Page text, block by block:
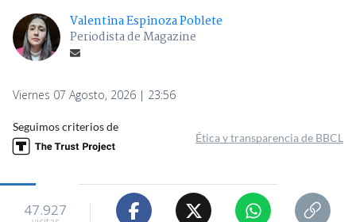
Valentina Espinoza Poblete
Periodista de Magazine
Viernes 07 Agosto, 2026 | 23:56
Seguimos criterios de
Ética y transparencia de BBCL
47.927